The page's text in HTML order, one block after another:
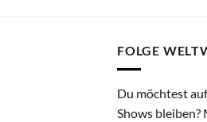
FOLGE
Du möchtest
Shows